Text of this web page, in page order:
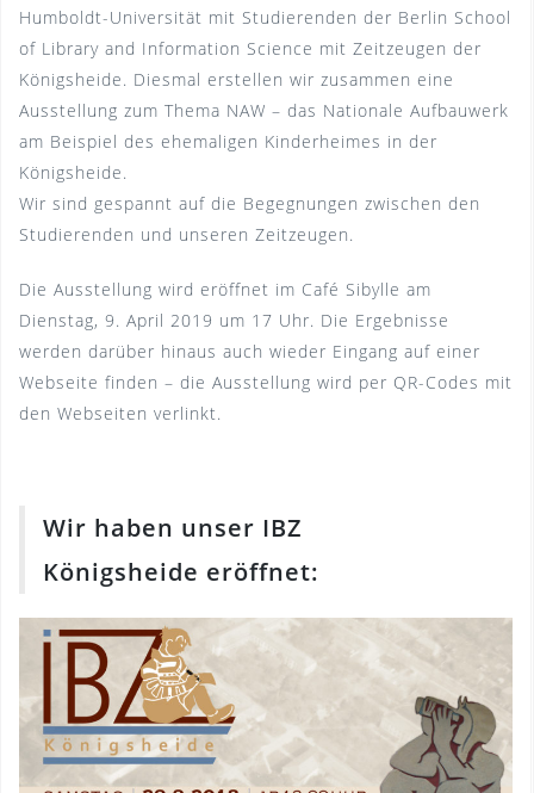
Humboldt-Universität mit Studierenden der Berlin School
of Library and Information Science mit Zeitzeugen der
Königsheide. Diesmal erstellen wir zusammen eine
Ausstellung zum Thema NAW – das Nationale Aufbauwerk
am Beispiel des ehemaligen Kinderheimes in der
Königsheide.
Wir sind gespannt auf die Begegnungen zwischen den
Studierenden und unseren Zeitzeugen.
Die Ausstellung wird eröffnet im Café Sibylle am
Dienstag, 9. April 2019 um 17 Uhr. Die Ergebnisse
werden darüber hinaus auch wieder Eingang auf einer
Webseite finden – die Ausstellung wird per QR-Codes mit
den Webseiten verlinkt.
Wir haben unser IBZ
Königsheide eröffnet: